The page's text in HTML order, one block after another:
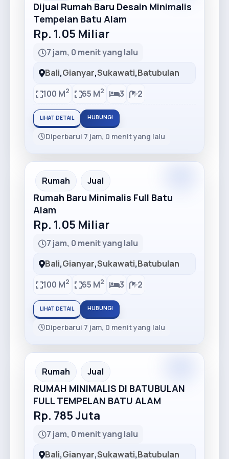
Dijual Rumah Baru Desain Minimalis
Tempelan Batu Alam
Rp. 1.05 Miliar
7 jam, 0 menit yang lalu
Bali,Gianyar,Sukawati,Batubulan
100 M2 65 M2 3 2
LIHAT DETAIL HUBUNGI
Diperbarui 7 jam, 0 menit yang lalu
Rumah Jual
Rumah Baru Minimalis Full Batu
Alam
Rp. 1.05 Miliar
7 jam, 0 menit yang lalu
Bali,Gianyar,Sukawati,Batubulan
100 M2 65 M2 3 2
LIHAT DETAIL HUBUNGI
Diperbarui 7 jam, 0 menit yang lalu
Rumah Jual
RUMAH MINIMALIS DI BATUBULAN
FULL TEMPELAN BATU ALAM
Rp. 785 Juta
7 jam, 0 menit yang lalu
Bali,Gianyar,Sukawati,Batubulan